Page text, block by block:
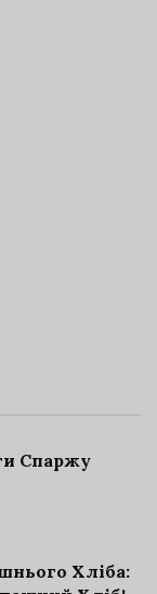
Спаржу
Хліба: